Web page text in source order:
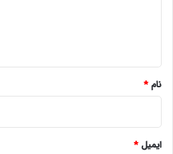
نام*
ایمیل*